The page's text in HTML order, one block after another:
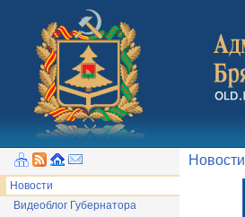
Новости
Видеоблог Губернатора
Новости